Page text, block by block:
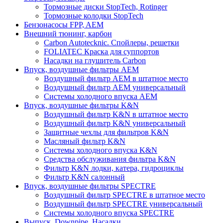
Тормозные диски StopTech, Rotinger
Тормозные колодки StopTech
Бензонасосы FPP, AEM
Внешний тюнинг, карбон
Carbon Autotecknic. Спойлеры, решетки
FOLIATEC Краска для суппортов
Насадки на глушитель Carbon
Впуск, воздушные фильтры AEM
Воздушный фильтр AEM в штатное место
Воздушный фильтр AEM универсальный
Системы холодного впуска AEM
Впуск, воздушные фильтры K&N
Воздушный фильтр K&N в штатное место
Воздушный фильтр K&N универсальный
Защитные чехлы для фильтров K&N
Масляный фильтр K&N
Системы холодного впуска K&N
Средства обслуживания фильтра K&N
Фильтр K&N лодки, катера, гидроциклы
Фильтр K&N салонный
Впуск, воздушные фильтры SPECTRE
Воздушный фильтр SPECTRE в штатное место
Воздушный фильтр SPECTRE универсальный
Системы холодного впуска SPECTRE